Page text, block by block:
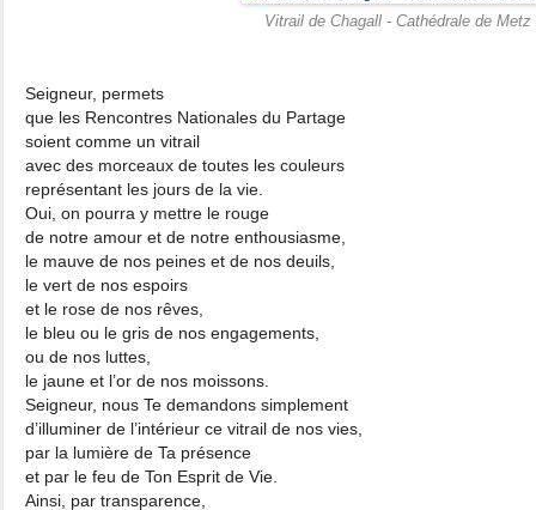
Vitrail de Chagall - Cathédrale de Metz
Seigneur, permets
que les Rencontres Nationales du Partage
soient comme un vitrail
avec des morceaux de toutes les couleurs
représentant les jours de la vie.
Oui, on pourra y mettre le rouge
de notre amour et de notre enthousiasme,
le mauve de nos peines et de nos deuils,
le vert de nos espoirs
et le rose de nos rêves,
le bleu ou le gris de nos engagements,
ou de nos luttes,
le jaune et l’or de nos moissons.
Seigneur, nous Te demandons simplement
d’illuminer de l’intérieur ce vitrail de nos vies,
par la lumière de Ta présence
et par le feu de Ton Esprit de Vie.
Ainsi, par transparence,